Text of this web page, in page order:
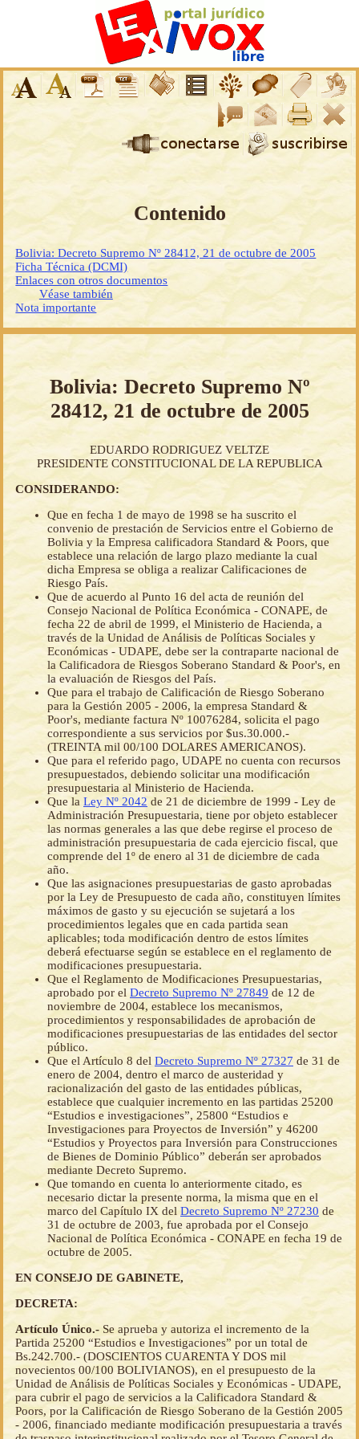
Contenido
Bolivia: Decreto Supremo Nº 28412, 21 de octubre de 2005
Ficha Técnica (DCMI)
Enlaces con otros documentos
Véase también
Nota importante
Bolivia: Decreto Supremo Nº
28412, 21 de octubre de 2005
EDUARDO RODRIGUEZ VELTZE
PRESIDENTE CONSTITUCIONAL DE LA REPUBLICA
CONSIDERANDO:
Que en fecha 1 de mayo de 1998 se ha suscrito el
convenio de prestación de Servicios entre el Gobierno de
Bolivia y la Empresa calificadora Standard & Poors, que
establece una relación de largo plazo mediante la cual
dicha Empresa se obliga a realizar Calificaciones de
Riesgo País.
Que de acuerdo al Punto 16 del acta de reunión del
Consejo Nacional de Política Económica - CONAPE, de
fecha 22 de abril de 1999, el Ministerio de Hacienda, a
través de la Unidad de Análisis de Políticas Sociales y
Económicas - UDAPE, debe ser la contraparte nacional de
la Calificadora de Riesgos Soberano Standard & Poor's, en
la evaluación de Riesgos del País.
Que para el trabajo de Calificación de Riesgo Soberano
para la Gestión 2005 - 2006, la empresa Standard &
Poor's, mediante factura Nº 10076284, solicita el pago
correspondiente a sus servicios por $us.30.000.-
(TREINTA mil 00/100 DOLARES AMERICANOS).
Que para el referido pago, UDAPE no cuenta con recursos
presupuestados, debiendo solicitar una modificación
presupuestaria al Ministerio de Hacienda.
Que la Ley Nº 2042 de 21 de diciembre de 1999 - Ley de
Administración Presupuestaria, tiene por objeto establecer
las normas generales a las que debe regirse el proceso de
administración presupuestaria de cada ejercicio fiscal, que
comprende del 1º de enero al 31 de diciembre de cada
año.
Que las asignaciones presupuestarias de gasto aprobadas
por la Ley de Presupuesto de cada año, constituyen límites
máximos de gasto y su ejecución se sujetará a los
procedimientos legales que en cada partida sean
aplicables; toda modificación dentro de estos límites
deberá efectuarse según se establece en el reglamento de
modificaciones presupuestaria.
Que el Reglamento de Modificaciones Presupuestarias,
aprobado por el Decreto Supremo Nº 27849 de 12 de
noviembre de 2004, establece los mecanismos,
procedimientos y responsabilidades de aprobación de
modificaciones presupuestarias de las entidades del sector
público.
Que el Artículo 8 del Decreto Supremo Nº 27327 de 31 de
enero de 2004, dentro el marco de austeridad y
racionalización del gasto de las entidades públicas,
establece que cualquier incremento en las partidas 25200
“Estudios e investigaciones”, 25800 “Estudios e
Investigaciones para Proyectos de Inversión” y 46200
“Estudios y Proyectos para Inversión para Construcciones
de Bienes de Dominio Público” deberán ser aprobados
mediante Decreto Supremo.
Que tomando en cuenta lo anteriormente citado, es
necesario dictar la presente norma, la misma que en el
marco del Capítulo IX del Decreto Supremo Nº 27230 de
31 de octubre de 2003, fue aprobada por el Consejo
Nacional de Política Económica - CONAPE en fecha 19 de
octubre de 2005.
EN CONSEJO DE GABINETE,
DECRETA:
Artículo Único.- Se aprueba y autoriza el incremento de la
Partida 25200 “Estudios e Investigaciones” por un total de
Bs.242.700.- (DOSCIENTOS CUARENTA Y DOS mil
novecientos 00/100 BOLIVIANOS), en el presupuesto de la
Unidad de Análisis de Políticas Sociales y Económicas - UDAPE,
para cubrir el pago de servicios a la Calificadora Standard &
Poors, por la Calificación de Riesgo Soberano de la Gestión 2005
- 2006, financiado mediante modificación presupuestaria a través